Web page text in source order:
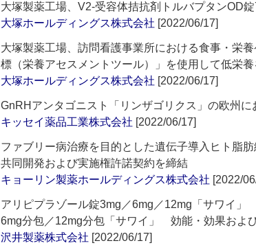
大塚製薬工場、V2-受容体拮抗剤トルバプタンOD
大塚ホールディングス株式会社 [2022/06/17]
大塚製薬工場、訪問看護事業所における食事・栄
標（栄養アセスメントツール）」を使用して低栄
大塚ホールディングス株式会社 [2022/06/17]
GnRHアンタゴニスト「リンザゴリクス」の欧州
キッセイ薬品工業株式会社 [2022/06/17]
ファブリー病治療を目的とした遺伝子導入ヒト脂
共同開発および実施権許諾契約を締結
キョーリン製薬ホールディングス株式会社 [2022/
アリピプラゾール錠3mg／6mg／12mg「サワイ
6mg分包／12mg分包「サワイ」 効能・効果およ
沢井製薬株式会社 [2022/06/17]